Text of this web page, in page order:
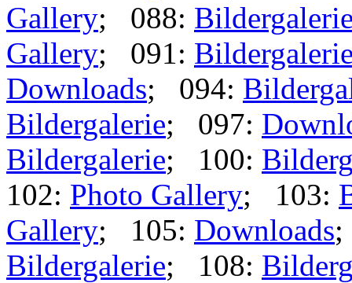
Gallery; 088:
Gallery; 091:
Downloads; 094:
Bildergalerie; 097:
Bildergalerie; 100:
102: Photo Gallery; 103:
Gallery; 105: Downloads
Bildergalerie; 108: